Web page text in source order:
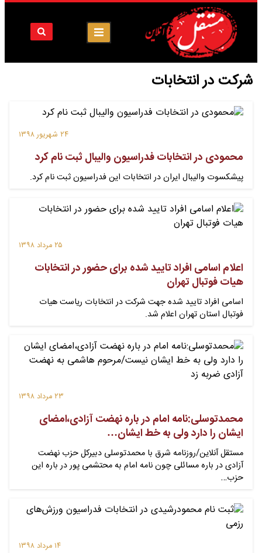
شرکت در انتخابات
۲۴ شهریور ۱۳۹۸
محمودی در انتخابات فدراسیون والیبال ثبت نام کرد
پیشکسوت والیبال ایران در انتخابات این فدراسیون ثبت نام کرد.
۲۵ مرداد ۱۳۹۸
اعلام اسامی افراد تایید شده برای حضور در انتخابات
هیات فوتبال تهران
اسامی افراد تایید شده جهت شرکت در انتخابات ریاست هیات
فوتبال استان تهران اعلام شد.
۲۳ مرداد ۱۳۹۸
محمدتوسلی:نامه امام در باره نهضت آزادی،امضای
ایشان را دارد ولی به خط ایشان…
مستقل آنلاین/روزنامه شرق با محمدتوسلی دبیرکل حزب نهضت
آزادی در باره مسائلی چون نامه امام به محتشمی پور در باره این
حزب…
۱۴ مرداد ۱۳۹۸